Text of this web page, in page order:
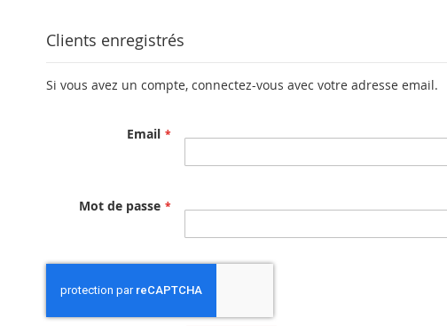
Clients enregistrés
Si vous avez un compte, connectez-vous avec votre adresse email.
Email
Mot de passe